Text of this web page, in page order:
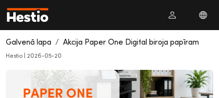
Galvenā lapa Akcija Paper One Digital biroja papīram
Hestio 2026-05-20